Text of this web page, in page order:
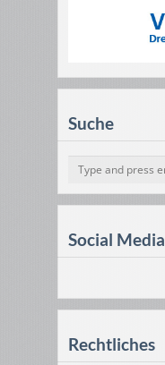
Suche
Social Media
Rechtliches